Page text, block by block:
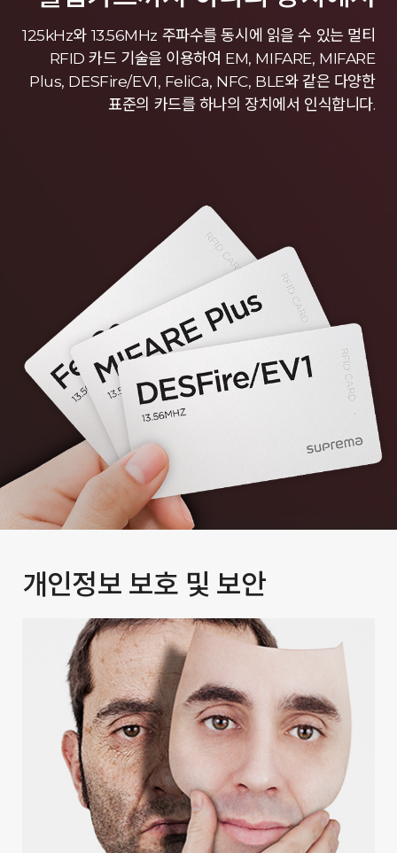
125kHz와 13.56MHz 주파수를 동시에 읽을 수 있는 멀티
RFID 카드 기술을 이용하여 EM, MIFARE, MIFARE
Plus, DESFire/EV1, FeliCa, NFC, BLE와 같은 다양한
표준의 카드를 하나의 장치에서 인식합니다.
개인정보 보호 및 보안